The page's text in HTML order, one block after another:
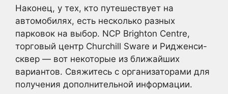
Наконец, у тех, кто путешествует на
автомобилях, есть несколько разных
парковок на выбор. NCP Brighton Centre,
торговый центр Churchill Sware и Ридженси-
сквер — вот некоторые из ближайших
вариантов. Свяжитесь с организаторами для
получения дополнительной информации.